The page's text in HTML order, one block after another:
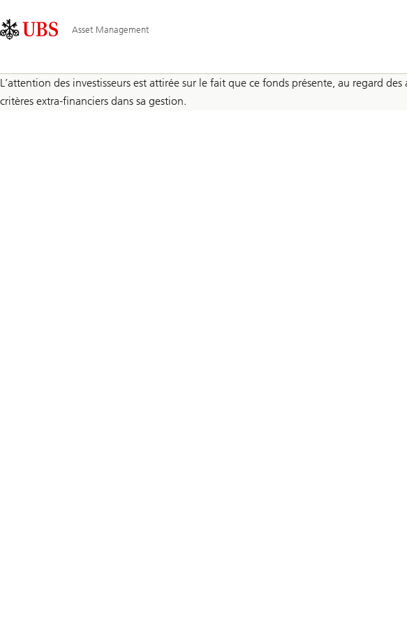
Area
principale
Asset Management
L’attention des investisseurs est attirée sur le fait que ce fonds présente, au regard
critères extra-financiers dans sa gestion.